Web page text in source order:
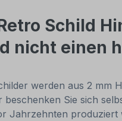
Schild
nicht einen
werden aus 2 mm
Sie sich
Jahrzehnten produziert